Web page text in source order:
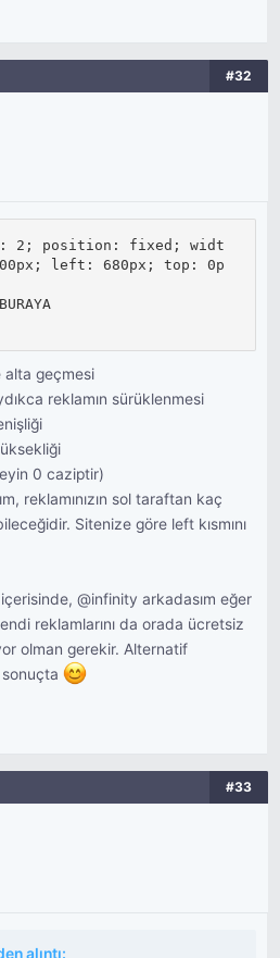
#32
2; position: fixed; widt
left: 680px; top: 0p
alta geçmesi
reklamın sürüklenmesi
0 caziptir)
reklamınızın sol taraftan kaç
Sitenize göre left kısmını
@infinity arkadasım eğer
reklamlarını da orada ücretsiz
olman gerekir. Alternatif
sonuçta
#33
alıntı: